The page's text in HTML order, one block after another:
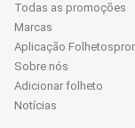
Todas as promoções
Marcas
Aplicação
Sobre nós
Adicionar folheto
Notícias